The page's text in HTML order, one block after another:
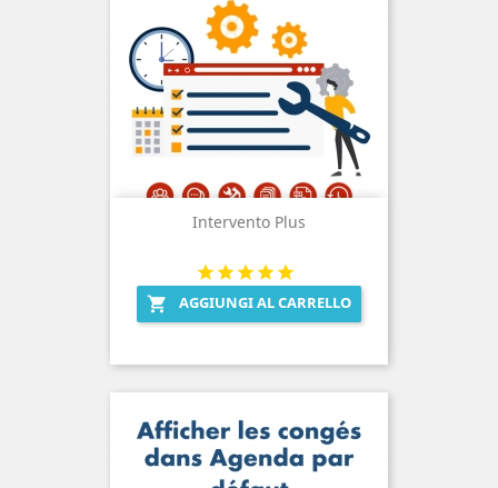
Intervento Plus
 AGGIUNGI AL CARRELLO